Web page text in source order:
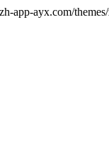
app-ayx.com/